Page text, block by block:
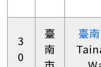
3
0
臺
南
臺